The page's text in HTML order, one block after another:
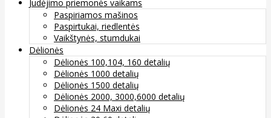
Judėjimo priemonės vaikams
Paspiriamos mašinos
Paspirtukai, riedlentės
Vaikštynės, stumdukai
Dėlionės
Dėlionės 100,104, 160 detalių
Dėlionės 1000 detalių
Dėlionės 1500 detalių
Dėlionės 2000, 3000,6000 detalių
Dėlionės 24 Maxi detalių